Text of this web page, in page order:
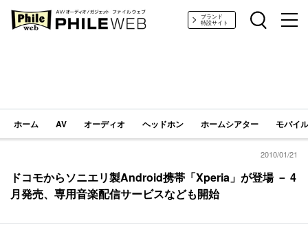
PHILE WEB｜AV/オーディオ/ガジェットブランド
特設サイト
ホーム AV オーディオ ヘッドホン ホームシアター モバイ
2010/01/21
ドコモからソニエリ製Android携帯「Xperia」が登場 － 4
月発売、専用音楽配信サービスなども開始